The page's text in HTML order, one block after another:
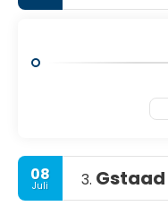
08
Juli 3. Gstaad